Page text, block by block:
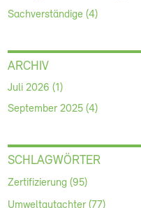
Sachverständige (4)
ARCHIV
Juli 2026 (1)
September 2025 (4)
SCHLAGWÖRTER
Zertifizierung (95)
Umweltgutachter (77)